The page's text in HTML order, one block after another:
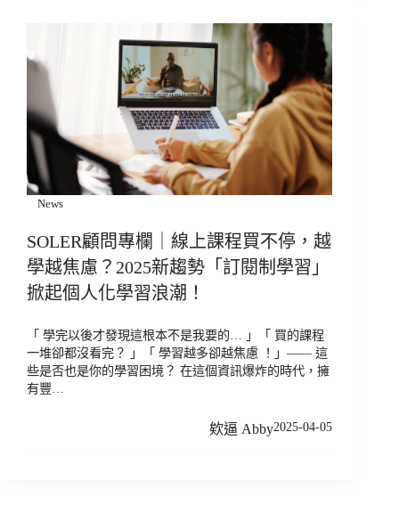
News
SOLER顧問專欄｜線上課程買不停，越
學越焦慮？2025新趨勢「訂閱制學習」
掀起個人化學習浪潮！
「 學完以後才發現這根本不是我要的… 」「 買的課程
一堆卻都沒看完？ 」「 學習越多卻越焦慮 ！」—— 這
些是否也是你的學習困境？ 在這個資訊爆炸的時代，擁
有豐…
欸逼 Abby2025-04-05